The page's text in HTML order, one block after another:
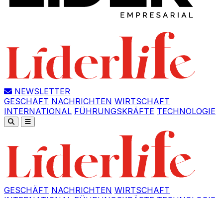
NEWSLETTER
GESCHÄFT NACHRICHTEN WIRTSCHAFT
INTERNATIONAL FÜHRUNGSKRÄFTE TECHNOLOGIE
GESCHÄFT NACHRICHTEN WIRTSCHAFT